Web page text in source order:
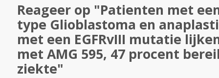
Reageer op "Patienten met
type Glioblastoma en
met een EGFRvIII mutatie
met AMG 595, 47 procent
ziekte"